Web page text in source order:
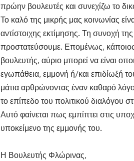
πρώην βουλευτές και συνεχίζω το
Το καλό της μικρής μας κοινωνίας
αντίστοιχης εκτίμησης. Τη συνοχή
προστατεύσουμε. Επομένως,
βουλευτής, αύριο μπορεί να είναι
εγωπάθεια, εμμονή ή/και επιδίωξή
μάτια αρθρώνοντας έναν καθαρό
το επίπεδο του πολιτικού διαλόγου
Αυτό φαίνεται πως εμπίπτει στις
υποκείμενο της εμμονής του.
Η Βουλευτής Φλώρινας,